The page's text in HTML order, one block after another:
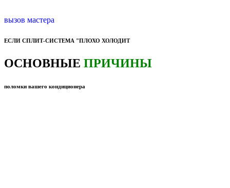
вызов мастера
ЕСЛИ СПЛИТ-СИСТЕМА "ПЛОХО ХОЛОДИТ
ОСНОВНЫЕ ПРИЧИНЫ
поломки вашего кондиционера